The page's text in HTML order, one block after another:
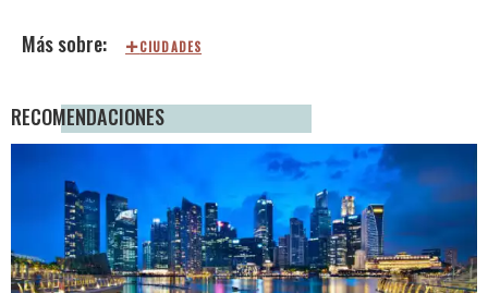
CIUDADES
RECOMENDACIONES